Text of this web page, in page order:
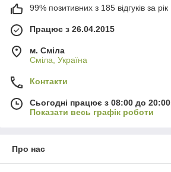
99% позитивних з 185 відгуків за рік
Працює з 26.04.2015
м. Сміла
Сміла, Україна
Контакти
Сьогодні працює з 08:00 до 20:00
Показати весь графік роботи
Про нас